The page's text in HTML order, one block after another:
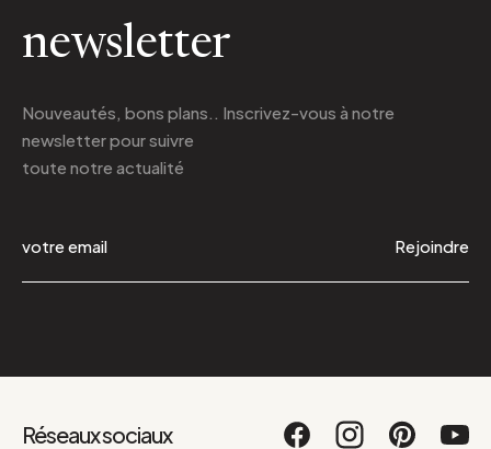
newsletter
Nouveautés, bons plans.. Inscrivez-vous à notre
newsletterpour suivre
toute notre actualité
Rejoindre
Réseaux sociaux